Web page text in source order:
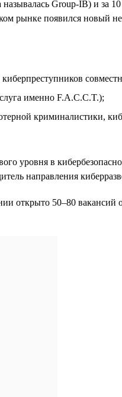
Group-IB) и за
рынке появился новый
именно F.A.C.C.T.);
криминалистики,
уровня в
направления
50–80 вакансий